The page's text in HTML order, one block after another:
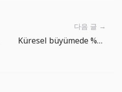
다음 글 →
Küresel büyümede %2,5 uyarısı: önce nakit akışı